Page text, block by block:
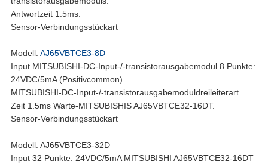
Antwortzeit 1.5ms.
Sensor-Verbindungsstückart
Modell: AJ65VBTCE3-8D
Input MITSUBISHI-DC-Input-/-transistorausgabemodul 8 Punkte:
24VDC/5mA (Positivcommon).
MITSUBISHI-DC-Input-/-transistorausgabemoduldreileiterart.
Zeit 1.5ms Warte-MITSUBISHIS AJ65VBTCE32-16DT.
Sensor-Verbindungsstückart
Modell: AJ65VBTCE3-32D
Input 32 Punkte: 24VDC/5mA MITSUBISHI AJ65VBTCE32-16DT